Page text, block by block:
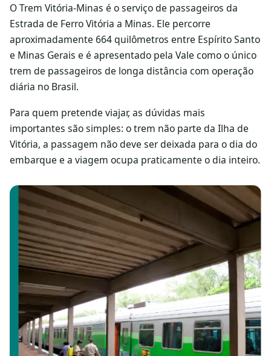
O Trem Vitória-Minas é o serviço de passageiros da
Estrada de Ferro Vitória a Minas. Ele percorre
aproximadamente 664 quilômetros entre Espírito Santo
e Minas Gerais e é apresentado pela Vale como o único
trem de passageiros de longa distância com operação
diária no Brasil.
Para quem pretende viajar, as dúvidas mais
importantes são simples: o trem não parte da Ilha de
Vitória, a passagem não deve ser deixada para o dia do
embarque e a viagem ocupa praticamente o dia inteiro.